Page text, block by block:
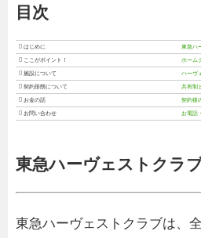
目次
 はじめに 東急ハ
 ここがポイント！ ホーム
 施設について ハーヴ
 契約形態について 共有制
 お金の話 契約後
 お問い合わせ お電話
東急ハーヴェストクラ
東急ハーヴェストクラブは、